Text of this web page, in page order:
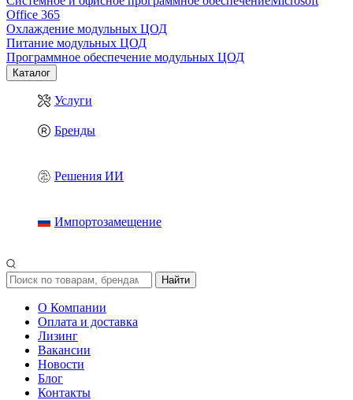
Office 365
Охлаждение модульных ЦОД
Питание модульных ЦОД
Программное обеспечение модульных ЦОД
Каталог
Услуги
Бренды
Решения ИИ
Импортозамещение
Найти
О Компании
Оплата и доставка
Лизинг
Вакансии
Новости
Блог
Контакты